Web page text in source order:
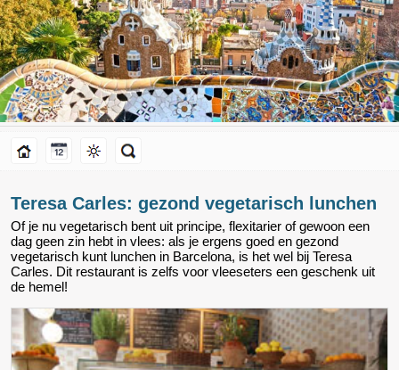
Teresa Carles: gezond vegetarisch lunchen
Of je nu vegetarisch bent uit principe, flexitarier of gewoon een
dag geen zin hebt in vlees: als je ergens goed en gezond
vegetarisch kunt lunchen in Barcelona, is het wel bij Teresa
Carles. Dit restaurant is zelfs voor vleeseters een geschenk uit
de hemel!